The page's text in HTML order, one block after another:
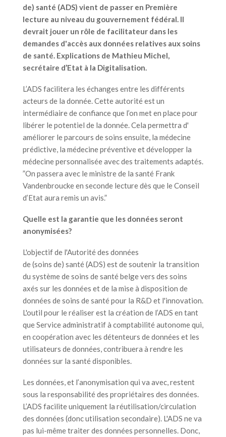
de) santé (ADS) vient de passer en Première
lecture au niveau du gouvernement fédéral. Il
devrait jouer un rôle de facilitateur dans les
demandes d'accès aux données relatives aux soins
de santé. Explications de Mathieu Michel,
secrétaire d’Etat à la Digitalisation.
L’ADS facilitera les échanges entre les différents
acteurs de la donnée. Cette autorité est un
intermédiaire de confiance que l’on met en place pour
libérer le potentiel de la donnée. Cela permettra d'
améliorer le parcours de soins ensuite, la médecine
prédictive, la médecine préventive et développer la
médecine personnalisée avec des traitements adaptés.
”On passera avec le ministre de la santé Frank
Vandenbroucke en seconde lecture dès que le Conseil
d’Etat aura remis un avis.”
Quelle est la garantie que les données seront
anonymisées?
L'objectif de l'Autorité des données
de (soins de) santé (ADS) est de soutenir la transition
du système de soins de santé belge vers des soins
axés sur les données et de la mise à disposition de
données de soins de santé pour la R&D et l'innovation.
L'outil pour le réaliser est la création de l’ADS en tant
que Service administratif à comptabilité autonome qui,
en coopération avec les détenteurs de données et les
utilisateurs de données, contribuera à rendre les
données sur la santé disponibles.
Les données, et l’anonymisation qui va avec, restent
sous la responsabilité des propriétaires des données.
L’ADS facilite uniquement la réutilisation/circulation
des données (donc utilisation secondaire). L'ADS ne va
pas lui-même traiter des données personnelles. Donc,